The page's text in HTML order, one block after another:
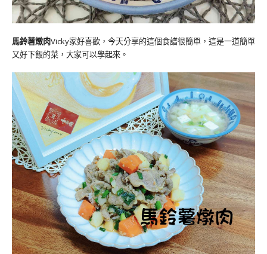
馬鈴薯燉肉Vicky家好喜歡 ， 今天分享的這個食譜很簡單 ，這是一道簡單
又好下飯的菜， 大家可以學起來 。